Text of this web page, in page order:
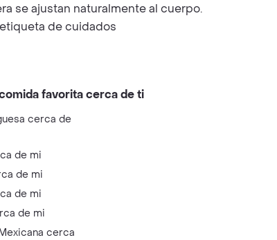
se ajustan naturalmente al cuerpo.
de cuidados
favorita cerca de ti
cerca de
de mi
de mi
de mi
de mi
cerca